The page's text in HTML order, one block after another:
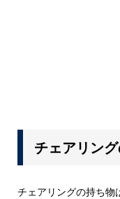
チェアリン
チェアリングの持ち物